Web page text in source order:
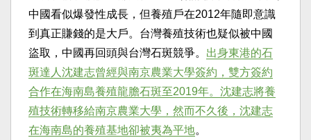
中國看似爆發性成長，但養殖戶在2012年隨即意識
到真正賺錢的是大戶。台灣養殖技術也疑似被中國
盜取，中國再回頭與台灣石斑競爭。 出身東港的石
斑達人沈建志曾經與南京農業大學簽約，雙方簽約
合作在海南島養殖龍膽石斑至2019年。沈建志將養
殖技術轉移給南京農業大學，然而不久後，沈建志
在海南島的養殖基地卻被夷為平地。